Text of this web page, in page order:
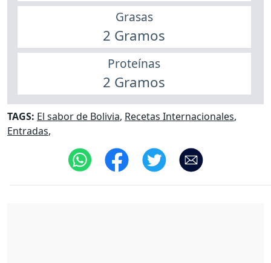
Grasas
2 Gramos
Proteínas
2 Gramos
TAGS: El sabor de Bolivia, Recetas Internacionales,
Entradas,